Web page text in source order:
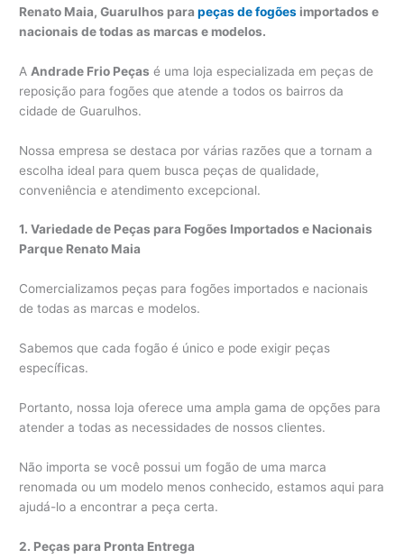
Renato Maia, Guarulhos parapeças de fogões importados e
nacionais de todas as marcas e modelos.
A Andrade Frio Peças é uma loja especializada em peças de
reposição para fogões que atende a todos os bairros da
cidade de Guarulhos.
Nossa empresa se destaca por várias razões que a tornam a
escolha ideal para quem busca peças de qualidade,
conveniência e atendimento excepcional.
1. Variedade de Peças para Fogões Importados e Nacionais
Parque Renato Maia
Comercializamos peças para fogões importados e nacionais
de todas as marcas e modelos.
Sabemos que cada fogão é único e pode exigir peças
específicas.
Portanto, nossa loja oferece uma ampla gama de opções para
atender a todas as necessidades de nossos clientes.
Não importa se você possui um fogão de uma marca
renomada ou um modelo menos conhecido, estamos aqui para
ajudá-lo a encontrar a peça certa.
2. Peças para Pronta Entrega